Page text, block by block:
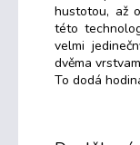
hustotou, až
této
velmi
dvěma
To dodá